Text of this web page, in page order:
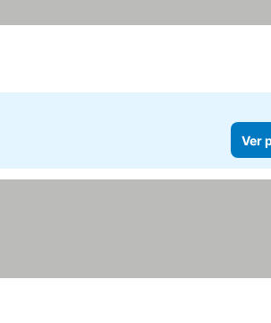
Ver